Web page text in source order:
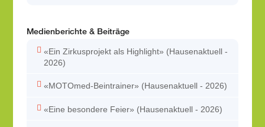
Medienberichte & Beiträge
«Ein Zirkusprojekt als Highlight» (Hausenaktuell -
2026)
«MOTOmed-Beintrainer» (Hausenaktuell - 2026)
«Eine besondere Feier» (Hausenaktuell - 2026)